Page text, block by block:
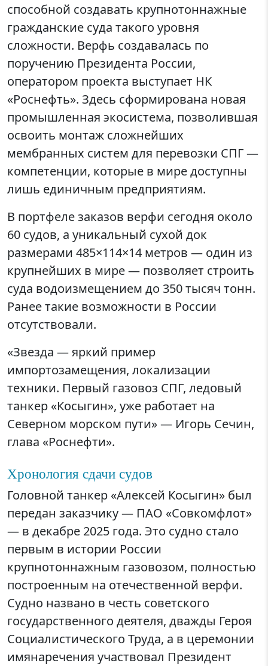
способной создавать крупнотоннажные
гражданские суда такого уровня
сложности. Верфь создавалась по
поручению Президента России,
оператором проекта выступает НК
«Роснефть». Здесь сформирована новая
промышленная экосистема, позволившая
освоить монтаж сложнейших
мембранных систем для перевозки СПГ —
компетенции, которые в мире доступны
лишь единичным предприятиям.
В портфеле заказов верфи сегодня около
60 судов, а уникальный сухой док
размерами 485×114×14 метров — один из
крупнейших в мире — позволяет строить
суда водоизмещением до 350 тысяч тонн.
Ранее такие возможности в России
отсутствовали.
«Звезда — яркий пример
импортозамещения, локализации
техники. Первый газовоз СПГ, ледовый
танкер «Косыгин», уже работает на
Северном морском пути» — Игорь Сечин,
глава «Роснефти».
Хронология сдачи судов
Головной танкер «Алексей Косыгин» был
передан заказчику — ПАО «Совкомфлот»
— в декабре 2025 года. Это судно стало
первым в истории России
крупнотоннажным газовозом, полностью
построенным на отечественной верфи.
Судно названо в честь советского
государственного деятеля, дважды Героя
Социалистического Труда, а в церемонии
имянаречения участвовал Президент